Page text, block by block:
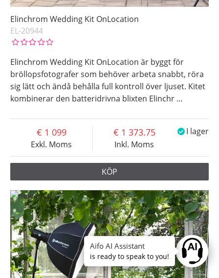
Elinchrom Wedding Kit OnLocation
EL-20944
Elinchrom Wedding Kit OnLocation är byggt för
bröllopsfotografer som behöver arbeta snabbt, röra
sig lätt och ändå behålla full kontroll över ljuset. Kitet
kombinerar den batteridrivna blixten Elinchr …
Exkl. Moms
1 099
Inkl. Moms
1 373.75 I lager
KÖP
Ask
Aifo AI Assistant
is ready to speak to you!